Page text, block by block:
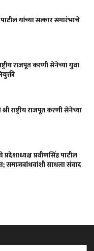
यांच्या सत्कार समारंभाचे
राजपूत करणी सेनेच्या युवा
राष्ट्रीय राजपूत करणी सेनेच्या
प्रदेशाध्यक्ष प्रवीणसिंह पाटील
समाजबांधवांशी साधला संवाद